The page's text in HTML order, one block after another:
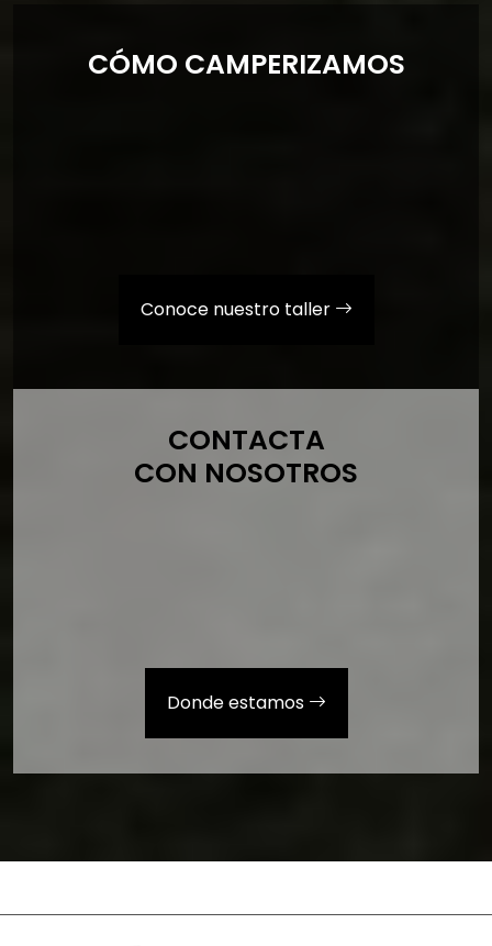
CÓMO CAMPERIZAMOS
Conoce nuestro taller
CONTACTA
CON NOSOTROS
Donde estamos